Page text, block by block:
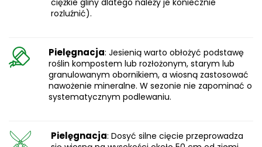
rozluźnić).
Pielęgnacja: Jesienią warto obłożyć podstawę
roślin kompostem lub rozłożonym, starym lub
granulowanym obornikiem, a wiosną zastosować
nawożenie mineralne. W sezonie nie zapominać o
systematycznym podlewaniu.
Pielęgnacja: Dosyć silne cięcie przeprowadza